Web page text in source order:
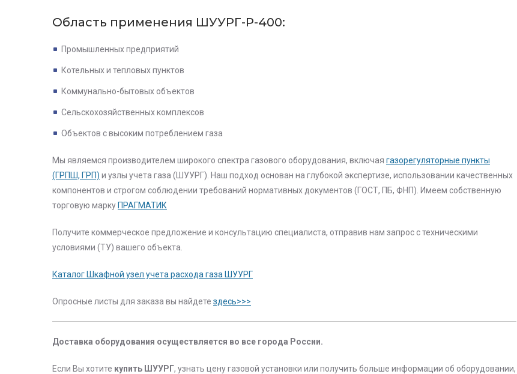
Область применения ШУУРГ-Р-400:
Промышленных предприятий
Котельных и тепловых пунктов
Коммунально-бытовых объектов
Сельскохозяйственных комплексов
Объектов с высоким потреблением газа
Мы являемся производителем широкого спектра газового оборудования, включая газорегуляторные пункты
(ГРПШ, ГРП) и узлы учета газа (ШУУРГ). Наш подход основан на глубокой экспертизе, использовании качественных
компонентов и строгом соблюдении требований нормативных документов (ГОСТ, ПБ, ФНП). Имеем собственную
торговую марку ПРАГМАТИК
Получите коммерческое предложение и консультацию специалиста, отправив нам запрос с техническими
условиями (ТУ) вашего объекта.
Каталог Шкафной узел учета расхода газа ШУУРГ
Опросные листы для заказа вы найдете здесь>>>
Доставка оборудования осуществляется во все города России.
Если Вы хотите купить ШУУРГ, узнать цену газовой установки или получить больше информации об оборудовании,